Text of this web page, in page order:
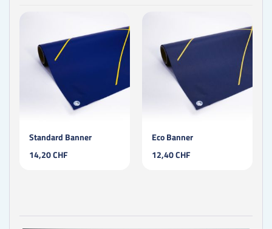
Standard Banner
14,20 CHF
Eco Banner
12,40 CHF